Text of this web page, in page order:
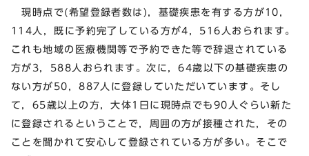
現時点で(希望登録者数は)，基礎疾患を有する方が10，
114人，既に予約完了している方が4，516人おられます。
これも地域の医療機関等で予約できた等で辞退されている
方が3，588人おられます。次に，64歳以下の基礎疾患の
ない方が50，887人に登録していただいています。そし
て，65歳以上の方，大体1日に現時点でも90人ぐらい新た
に登録されるということで，周囲の方が接種された，その
ことを聞かれて安心して登録されている方が多い。そこで